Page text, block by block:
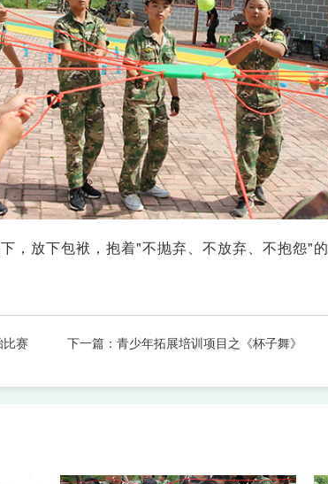
，放下包袱，抱着"不抛弃、不放弃、不抱怨"
比赛 下一篇： 青少年拓展培训项目之《杯子舞》